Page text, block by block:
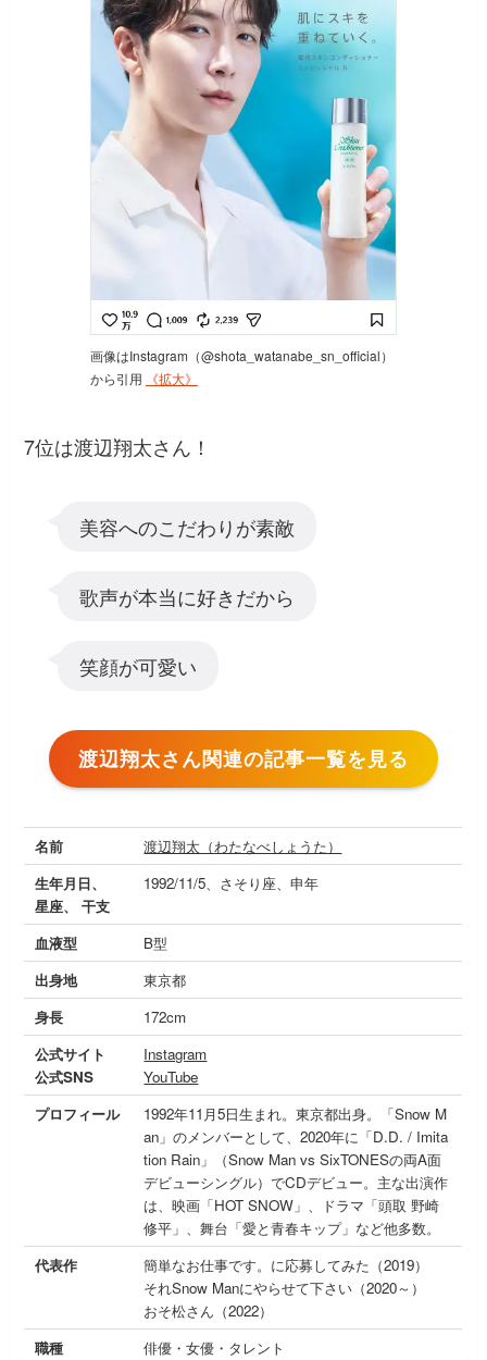
画像はInstagram（@shota_watanabe_sn_official）
から引用
《拡大》
7位は渡辺翔太さん！
美容へのこだわりが素敵
歌声が本当に好きだから
笑顔が可愛い
渡辺翔太さん関連の記事一覧を見る
名前
渡辺翔太（わたなべしょうた）
生年月日、
星座、 干支
1992/11/5、さそり座、申年
血液型
B型
出身地
東京都
身長
172cm
公式サイト
公式SNS
Instagram
YouTube
プロフィール
1992年11月5日生まれ。東京都出身。「Snow M
an」のメンバーとして、2020年に「D.D. / Imita
tion Rain」（Snow Man vs SixTONESの両A面
デビューシングル）でCDデビュー。主な出演作
は、映画「HOT SNOW」、ドラマ「頭取 野崎
修平」、舞台「愛と青春キップ」など他多数。
代表作
簡単なお仕事です。に応募してみた（2019）
それSnow Manにやらせて下さい（2020～）
おそ松さん（2022）
職種
俳優・女優・タレント